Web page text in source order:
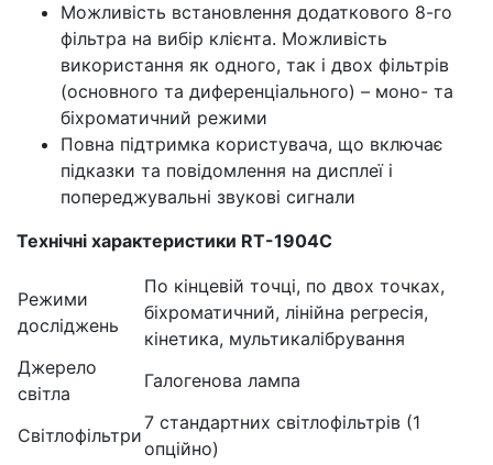
Можливість встановлення додаткового 8-го
фільтра на вибір клієнта. Можливість
використання як одного, так і двох фільтрів
(основного та диференціального) – моно- та
біхроматичний режими
Повна підтримка користувача, що включає
підказки та повідомлення на дисплеї і
попереджувальні звукові сигнали
Технічні характеристики RT-1904C
Режими
досліджень
По кінцевій точці, по двох точках,
біхроматичний, лінійна регресія,
кінетика, мультикалібрування
Джерело
світла
Галогенова лампа
Світлофільтри
7 стандартних світлофільтрів (1
опційно)